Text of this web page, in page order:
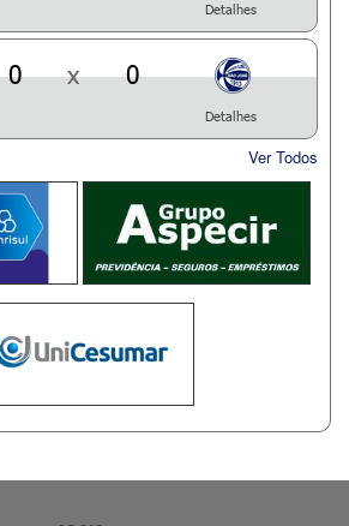
Detalhes
0 x 0
Detalhes
Ver Todos